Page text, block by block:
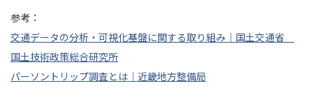
参考：
交通データの分析・可視化基盤に関する取り組み｜国土交通省
国土技術政策総合研究所
パーソントリップ調査とは｜近畿地方整備局